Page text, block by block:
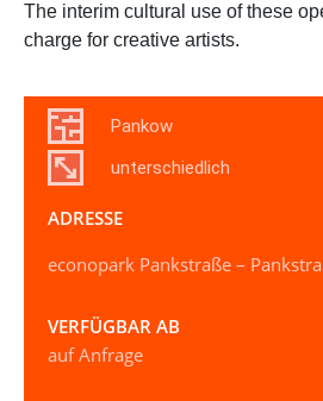
The interim cultural use of these
charge for creative artists.
Pankow
unterschiedlich
ADRESSE
econopark Pankstraße –
VERFÜGBAR AB
auf Anfrage